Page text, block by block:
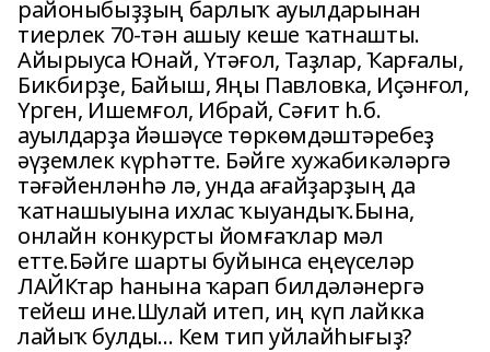
районыбыҙҙың барлыҡ ауылдарынан
тиерлек 70-тән ашыу кеше ҡатнашты.
Айырыуса Юнай, Үтәғол, Таҙлар, Ҡарғалы,
Бикбирҙе, Байыш, Яңы Павловка, Иҫәнғол,
Үрген, Ишемғол, Ибрай, Сәғит һ.б.
ауылдарҙа йәшәүсе төркөмдәштәребеҙ
әүҙемлек күрһәтте. Бәйге хужабикәләргә
тәғәйенләнһә лә, унда ағайҙарҙың да
ҡатнашыуына ихлас ҡыуандыҡ.Бына,
онлайн конкурсты йомғаҡлар мәл
етте.Бәйге шарты буйынса еңеүселәр
ЛАЙКтар һанына ҡарап билдәләнергә
тейеш ине.Шулай итеп, иң күп лайкка
лайыҡ булды... Кем тип уйлайһығыҙ?